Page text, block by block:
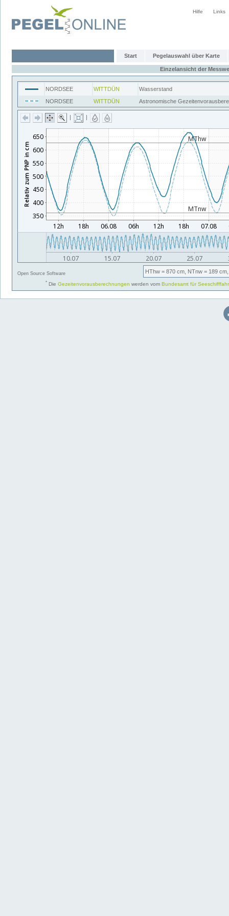
Hilfe Links
Start Pegelauswahl über Karte
Einzelansicht der
NORDSEE WITTDÜN
Wasserstand
NORDSEE
WITTDÜN Astronomische
| |
Open Source Software HThw = 870 cm, NTnw = 189 cm,
* Die Gezeitenvorausberechnungen werden vom Bundesamt für